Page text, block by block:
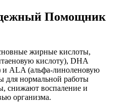
Помощник
жирные кислоты,
кислоту), DHA
и ALA (альфа-линоленовую
для нормальной работы
снижают воспаление и
организма.